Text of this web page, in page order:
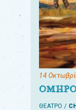
14
ΘΕΑΤΡΟ